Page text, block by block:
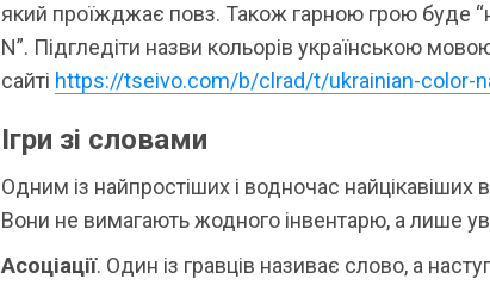
який проїжджає повз. Також гарною грою буде
N”. Підгледіти назви кольорів українською
сайті https://tseivo.com/b/clrad/t/ukrainian-color-
Ігри зі словами
Одним із найпростіших і водночас найцікавіших
Вони не вимагають жодного інвентарю, а лише
Асоціації. Один із гравців називає слово, а